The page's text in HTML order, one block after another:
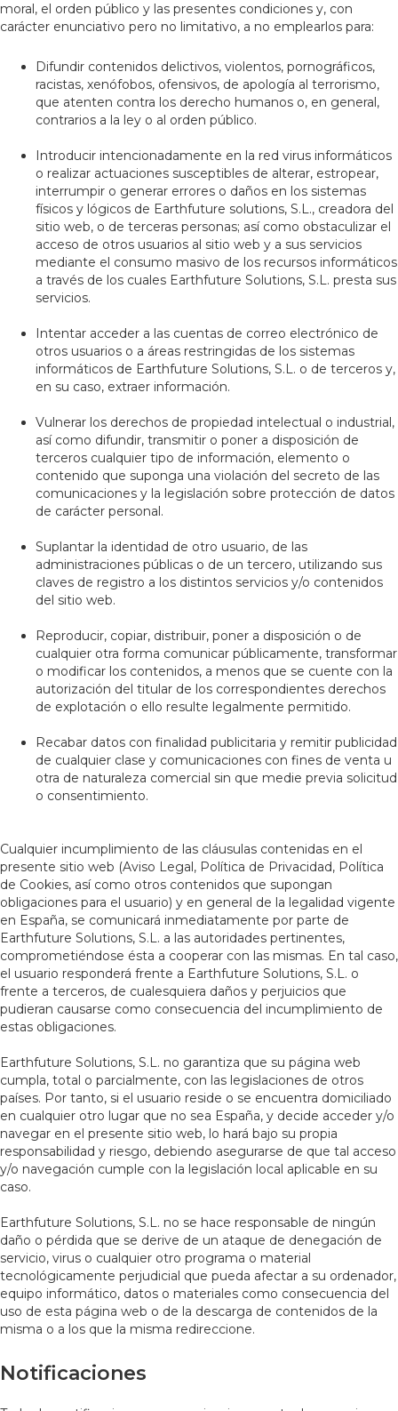
moral, el orden público y las presentes condiciones y, con
carácter enunciativo pero no limitativo, a no emplearlos para:
Difundir contenidos delictivos, violentos, pornográficos,
racistas, xenófobos, ofensivos, de apología al terrorismo,
que atenten contra los derecho humanos o, en general,
contrarios a la ley o al orden público.
Introducir intencionadamente en la red virus informáticos
o realizar actuaciones susceptibles de alterar, estropear,
interrumpir o generar errores o daños en los sistemas
físicos y lógicos de Earthfuture solutions, S.L., creadora del
sitio web, o de terceras personas; así como obstaculizar el
acceso de otros usuarios al sitio web y a sus servicios
mediante el consumo masivo de los recursos informáticos
a través de los cuales Earthfuture Solutions, S.L. presta sus
servicios.
Intentar acceder a las cuentas de correo electrónico de
otros usuarios o a áreas restringidas de los sistemas
informáticos de Earthfuture Solutions, S.L. o de terceros y,
en su caso, extraer información.
Vulnerar los derechos de propiedad intelectual o industrial,
así como difundir, transmitir o poner a disposición de
terceros cualquier tipo de información, elemento o
contenido que suponga una violación del secreto de las
comunicaciones y la legislación sobre protección de datos
de carácter personal.
Suplantar la identidad de otro usuario, de las
administraciones públicas o de un tercero, utilizando sus
claves de registro a los distintos servicios y/o contenidos
del sitio web.
Reproducir, copiar, distribuir, poner a disposición o de
cualquier otra forma comunicar públicamente, transformar
o modificar los contenidos, a menos que se cuente con la
autorización del titular de los correspondientes derechos
de explotación o ello resulte legalmente permitido.
Recabar datos con finalidad publicitaria y remitir publicidad
de cualquier clase y comunicaciones con fines de venta u
otra de naturaleza comercial sin que medie previa solicitud
o consentimiento.
Cualquier incumplimiento de las cláusulas contenidas en el
presente sitio web (Aviso Legal, Política de Privacidad, Política
de Cookies, así como otros contenidos que supongan
obligaciones para el usuario) y en general de la legalidad vigente
en España, se comunicará inmediatamente por parte de
Earthfuture Solutions, S.L. a las autoridades pertinentes,
comprometiéndose ésta a cooperar con las mismas. En tal caso,
el usuario responderá frente a Earthfuture Solutions, S.L. o
frente a terceros, de cualesquiera daños y perjuicios que
pudieran causarse como consecuencia del incumplimiento de
estas obligaciones.
Earthfuture Solutions, S.L. no garantiza que su página web
cumpla, total o parcialmente, con las legislaciones de otros
países. Por tanto, si el usuario reside o se encuentra domiciliado
en cualquier otro lugar que no sea España, y decide acceder y/o
navegar en el presente sitio web, lo hará bajo su propia
responsabilidad y riesgo, debiendo asegurarse de que tal acceso
y/o navegación cumple con la legislación local aplicable en su
caso.
Earthfuture Solutions, S.L. no se hace responsable de ningún
daño o pérdida que se derive de un ataque de denegación de
servicio, virus o cualquier otro programa o material
tecnológicamente perjudicial que pueda afectar a su ordenador,
equipo informático, datos o materiales como consecuencia del
uso de esta página web o de la descarga de contenidos de la
misma o a los que la misma redireccione.
Notificaciones